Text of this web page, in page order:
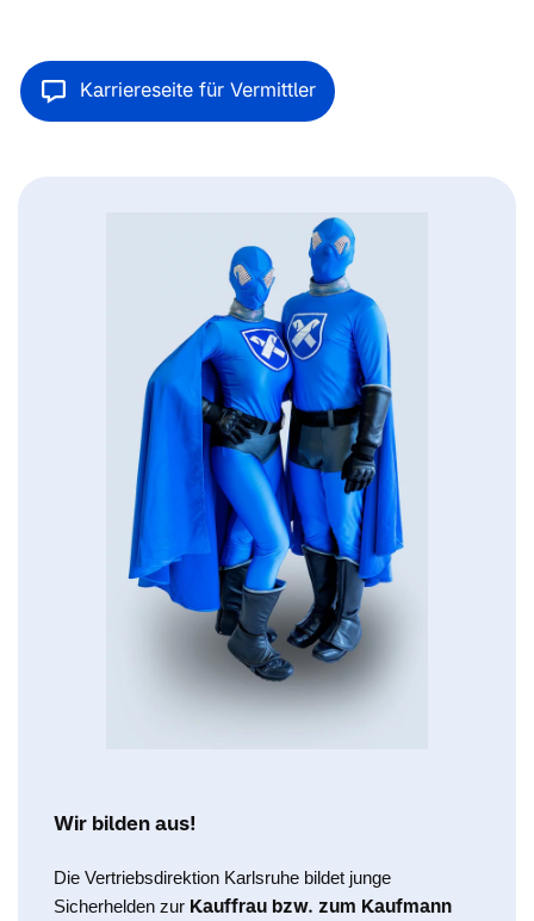
Karriereseite für Vermittler
Wir bilden aus!
Die Vertriebsdirektion Karlsruhe bildet junge
Sicherhelden zur Kauffrau bzw. zum Kaufmann